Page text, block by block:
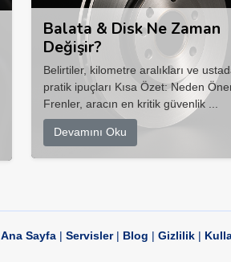
Balata & Disk Ne Zaman
Değişir?
Belirtiler, kilometre aralıkları ve
pratik ipuçları Kısa Özet: Neden
Frenler, aracın en kritik güvenlik ...
Devamını Oku
Ana Sayfa| Servisler| Blog | Gizlilik|